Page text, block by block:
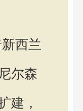
新西兰
尔森
建，